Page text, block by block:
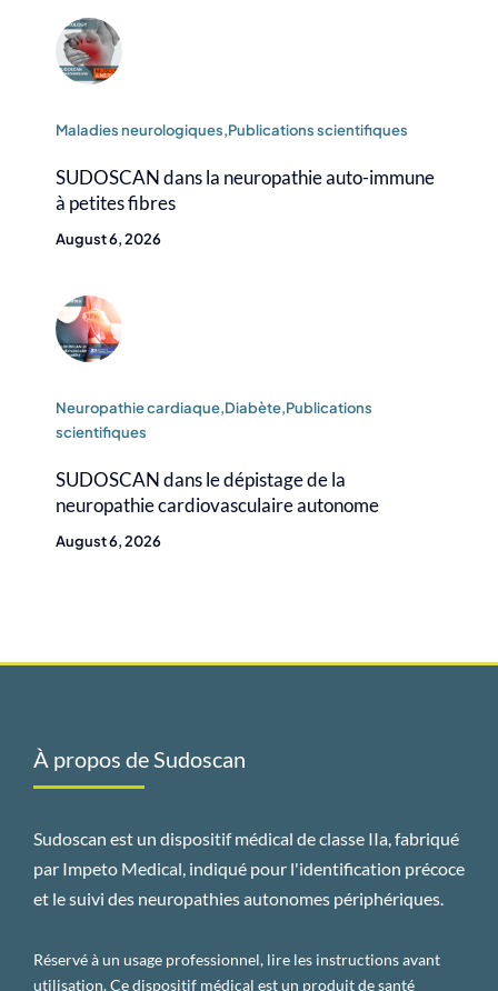
Maladies neurologiques,Publications scientifiques
SUDOSCAN dans la neuropathie auto-immune
à petites fibres
August 6, 2026
Neuropathie cardiaque,Diabète,Publications
scientifiques
SUDOSCAN dans le dépistage de la
neuropathie cardiovasculaire autonome
August 6, 2026
À propos de Sudoscan
Sudoscan est un dispositif médical de classe IIa, fabriqué
par Impeto Medical, indiqué pour l'identification précoce
et le suivi des neuropathies autonomes périphériques.
Réservé à un usage professionnel, lire les instructions avant
utilisation. Ce dispositif médical est un produit de santé